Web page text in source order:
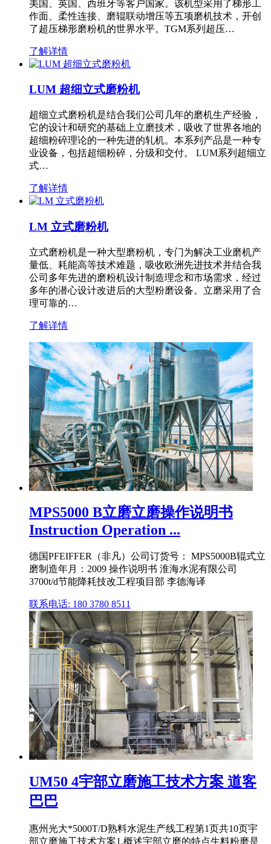
美国、英国、西班牙等客户国家。该机型采用了梯形工
作面、柔性连接、磨辊联动增压等五项磨机技术，开创
了超压梯形磨粉机的世界水平。TGM系列超压…
了解详情
LUM 超细立式磨粉机
超细立式磨粉机是结合我们公司几年的磨机生产经验，
它的设计和研究的基础上立磨技术，吸收了世界各地的
超细粉碎理论的一种先进的轧机。本系列产品是一种专
业设备，包括超细粉碎，分级和交付。 LUM系列超细立
式…
了解详情
LM 立式磨粉机
立式磨粉机是一种大型磨粉机，专门为解决工业磨机产
量低、耗能高等技术难题，吸收欧洲先进技术并结合我
公司多年先进的磨粉机设计制造理念和市场需求，经过
多年的潜心设计改进后的大型粉磨设备。立磨采用了合
理可靠的…
了解详情
MPS5000 B立磨立磨操作说明书
Instruction Operation ...
德国PFEIFFER（非凡）公司订货号： MPS5000B辊式立
磨制造年月：2009 操作说明书 淮海水泥有限公司
3700t/d节能降耗技改工程项目部 李德海译
联系电话: 180 3780 8511
UM50 4宇部立磨施工技术方案 道客
巴巴
惠州光大*5000T/D熟料水泥生产线工程第1页共10页宇
部立磨施工技术方案1.概述宇部立磨的特点生料粉磨是